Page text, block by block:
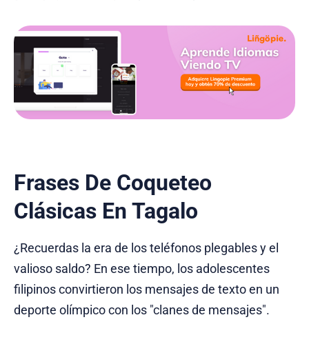
Frases De Coqueteo
Clásicas En Tagalo
¿Recuerdas la era de los teléfonos plegables y el
valioso saldo? En ese tiempo, los adolescentes
filipinos convirtieron los mensajes de texto en un
deporte olímpico con los "clanes de mensajes".